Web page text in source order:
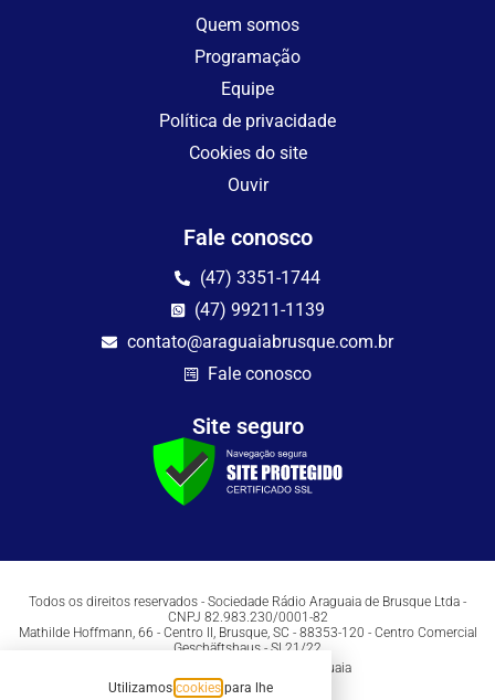
Quem somos
Programação
Equipe
Política de privacidade
Cookies do site
Ouvir
Fale conosco
(47) 3351-1744
(47) 99211-1139
contato@araguaiabrusque.com.br
Fale conosco
Site seguro
Todos os direitos reservados - Sociedade Rádio Araguaia de Brusque Ltda -
CNPJ 82.983.230/0001-82
Mathilde Hoffmann, 66 - Centro II, Brusque, SC - 88353-120 - Centro Comercial
Geschäftshaus - Sl 21/22
Copyright © 2026 | Rádio Araguaia
Utilizamos cookies para lhe